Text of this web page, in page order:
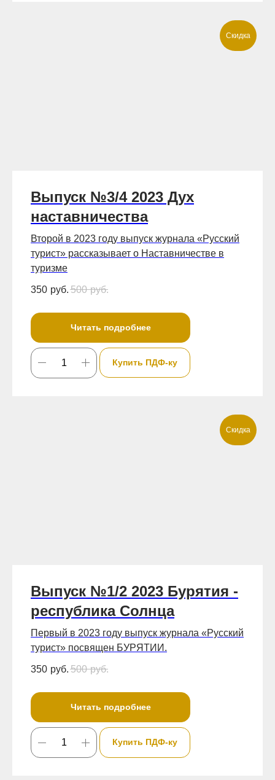
Скидка
Выпуск №3/4 2023 Дух
наставничества
Второй в 2023 году выпуск журнала «Русский
турист» рассказывает о Наставничестве в
туризме
350 руб. 500 руб.
Читать подробнее
Купить ПДФ-ку
Скидка
Выпуск №1/2 2023 Бурятия -
республика Солнца
Первый в 2023 году выпуск журнала «Русский
турист» посвящен БУРЯТИИ.
350 руб. 500 руб.
Читать подробнее
Купить ПДФ-ку